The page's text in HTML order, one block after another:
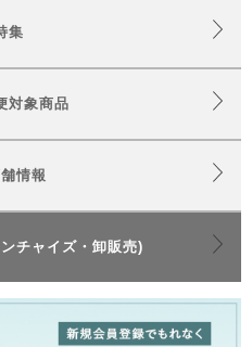
集
対象商品
情報
チャイズ・卸販売)